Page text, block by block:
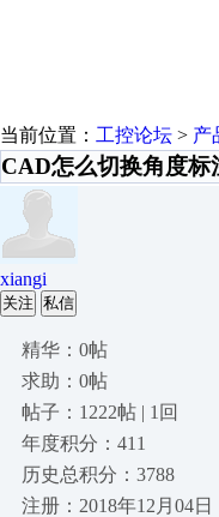
当前位置： 工控论坛 > 产
CAD怎么切换角度
xiangi
关注 私信
精华：0帖
求助：0帖
帖子：1222帖 | 1回
年度积分：411
历史总积分：3788
注册：2018年12月04日